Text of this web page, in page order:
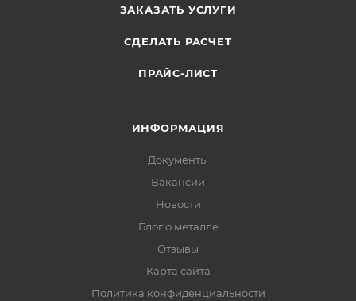
ЗАКАЗАТЬ УСЛУГИ
СДЕЛАТЬ РАСЧЕТ
ПРАЙС-ЛИСТ
ИНФОРМАЦИЯ
Документы
Вакансии
Новости
Блог о металле
Отзывы
Карта сайта
Политика конфиденциальности